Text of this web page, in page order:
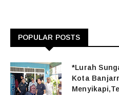
POPULAR POSTS
*Lurah
Kota